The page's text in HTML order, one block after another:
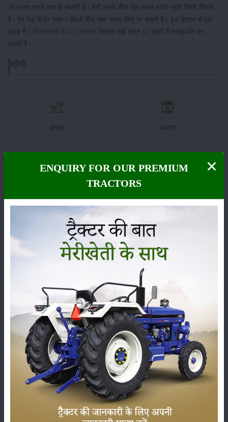
30 हजार रुपये तक हो सकती है। वहीं इसके बीज एक हजार रुपये प्रति किलो बिकते
हैं। हर पेड़ से हर साल 5 किलो बीज तक प्राप्त किए जा सकते हैं। इस हिसाब से एक
एकड़ में 120 महोगनी के पेड़ लगाकर किसान भाई मात्र 12 सालों में करोड़पति बन
सकते हैं।
फसल भंडारण
कृषि यंत्र
सम्पादकीय अन्य
लाड़ली बहना योजना की 36वीं किस्त जारी, करोड़ों महिलाओं के
खातों में पहुंचे 1500 रुपये
16-May-2026
ट्रैक्टर बिक्री में महिंद्रा ने अप्रैल 2026 में दर्ज की 20% से
अधिक वृद्धि
01-May-2026
ENQUIRY FOR OUR PREMIUM
TRACTORS